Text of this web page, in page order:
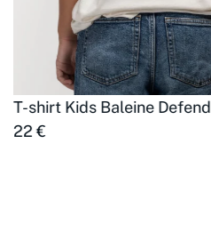
T-shirt Kids Baleine Defend
22 €